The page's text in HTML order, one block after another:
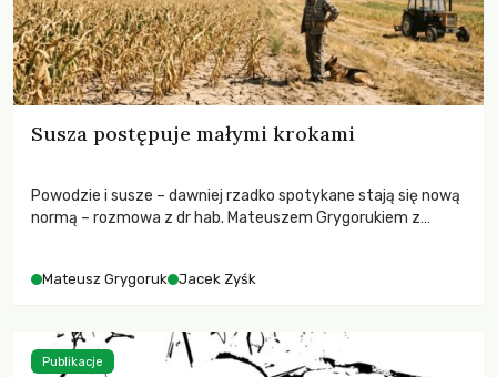
Susza postępuje małymi krokami
Powodzie i susze – dawniej rzadko spotykane stają się nową
normą – rozmowa z dr hab. Mateuszem Grygorukiem z
Mateusz Grygoruk Jacek Zyśk
Publikacje